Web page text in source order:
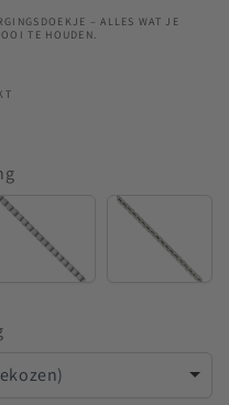
– ALLES WAT JE
TE HOUDEN.
Venetian